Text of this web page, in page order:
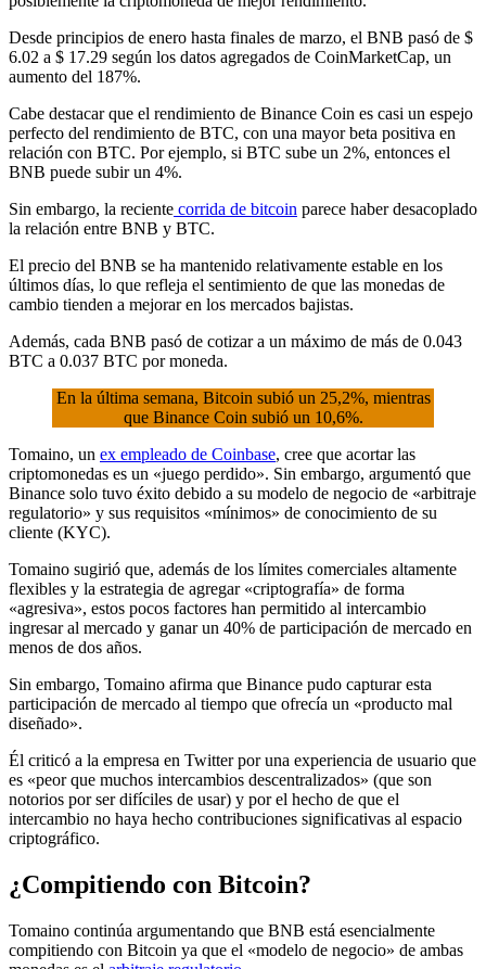
Desde principios de enero hasta finales de marzo, el BNB pasó de $
6.02 a $ 17.29 según los datos agregados de CoinMarketCap, un
aumento del 187%.
Cabe destacar que el rendimiento de Binance Coin es casi un espejo
perfecto del rendimiento de BTC, con una mayor beta positiva en
relación con BTC. Por ejemplo, si BTC sube un 2%, entonces el
BNB puede subir un 4%.
Sin embargo, la reciente corrida de bitcoin parece haber desacoplado
la relación entre BNB y BTC.
El precio del BNB se ha mantenido relativamente estable en los
últimos días, lo que refleja el sentimiento de que las monedas de
cambio tienden a mejorar en los mercados bajistas.
Además, cada BNB pasó de cotizar a un máximo de más de 0.043
BTC a 0.037 BTC por moneda.
En la última semana, Bitcoin subió un 25,2%, mientras
que Binance Coin subió un 10,6%.
Tomaino, un ex empleado de Coinbase, cree que acortar las
criptomonedas es un «juego perdido». Sin embargo, argumentó que
Binance solo tuvo éxito debido a su modelo de negocio de «arbitraje
regulatorio» y sus requisitos «mínimos» de conocimiento de su
cliente (KYC).
Tomaino sugirió que, además de los límites comerciales altamente
flexibles y la estrategia de agregar «criptografía» de forma
«agresiva», estos pocos factores han permitido al intercambio
ingresar al mercado y ganar un 40% de participación de mercado en
menos de dos años.
Sin embargo, Tomaino afirma que Binance pudo capturar esta
participación de mercado al tiempo que ofrecía un «producto mal
diseñado».
Él criticó a la empresa en Twitter por una experiencia de usuario que
es «peor que muchos intercambios descentralizados» (que son
notorios por ser difíciles de usar) y por el hecho de que el
intercambio no haya hecho contribuciones significativas al espacio
criptográfico.
¿Compitiendo con Bitcoin?
Tomaino continúa argumentando que BNB está esencialmente
compitiendo con Bitcoin ya que el «modelo de negocio» de ambas